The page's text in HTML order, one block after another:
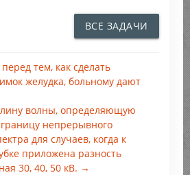
ВСЕ ЗАДАЧИ
тем, как сделать
желудка, больному дают
волны, определяющую
непрерывного
для случаев, когда к
приложена разность
30, 40, 50 кВ. →